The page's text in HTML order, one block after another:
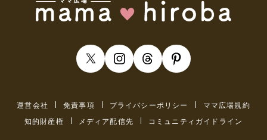
運営会社 免責事項 プライバシーポリシー
ママ広場規約
知的財産権
メディア配信先 コミュニティガイドライン